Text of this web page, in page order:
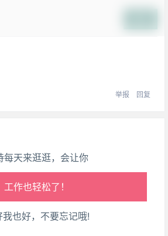
举报 回复
每天来逛逛，会让你
腿也不痛了！
腰也不酸了！
工作也轻松了！
我也好，不要忘记哦!